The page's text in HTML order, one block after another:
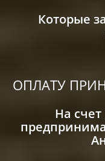
Которые
ОПЛАТУ
На